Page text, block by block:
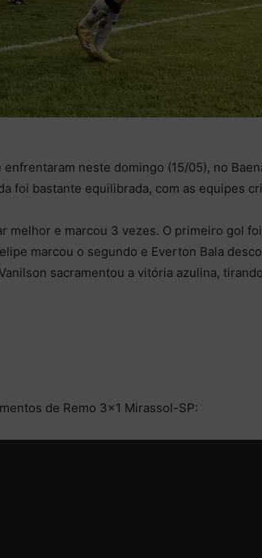
enfrentaram neste domingo (15/05), no
foi bastante equilibrada, com as equipes
melhor e marcou 3 vezes. O primeiro gol
marcou o segundo e Everton Bala
sacramentou a vitória azulina,
de Remo 3×1 Mirassol-SP: